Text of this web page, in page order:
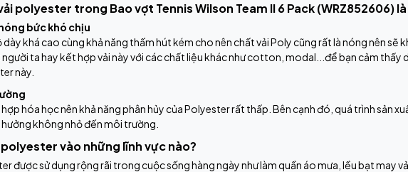
polyester trong Bao vợt Tennis Wilson Team II 6 Pack (WRZ852606) là
bức khó chịu
khá cao cùng khả năng thấm hút kém cho nên chất vải Poly cũng rất là nóng nên sẽ
người ta hay kết hợp vải này với các chất liệu khác như cotton, modal...để bạn cảm thấy
này.
hóa học nên khả năng phân hủy của Polyester rất thấp. Bên cạnh đó, quá trình sản
không nhỏ đến môi trường.
polyester vào những lĩnh vực nào?
được sử dụng rộng rãi trong cuộc sống hàng ngày như làm quần áo mưa, lều bạt may